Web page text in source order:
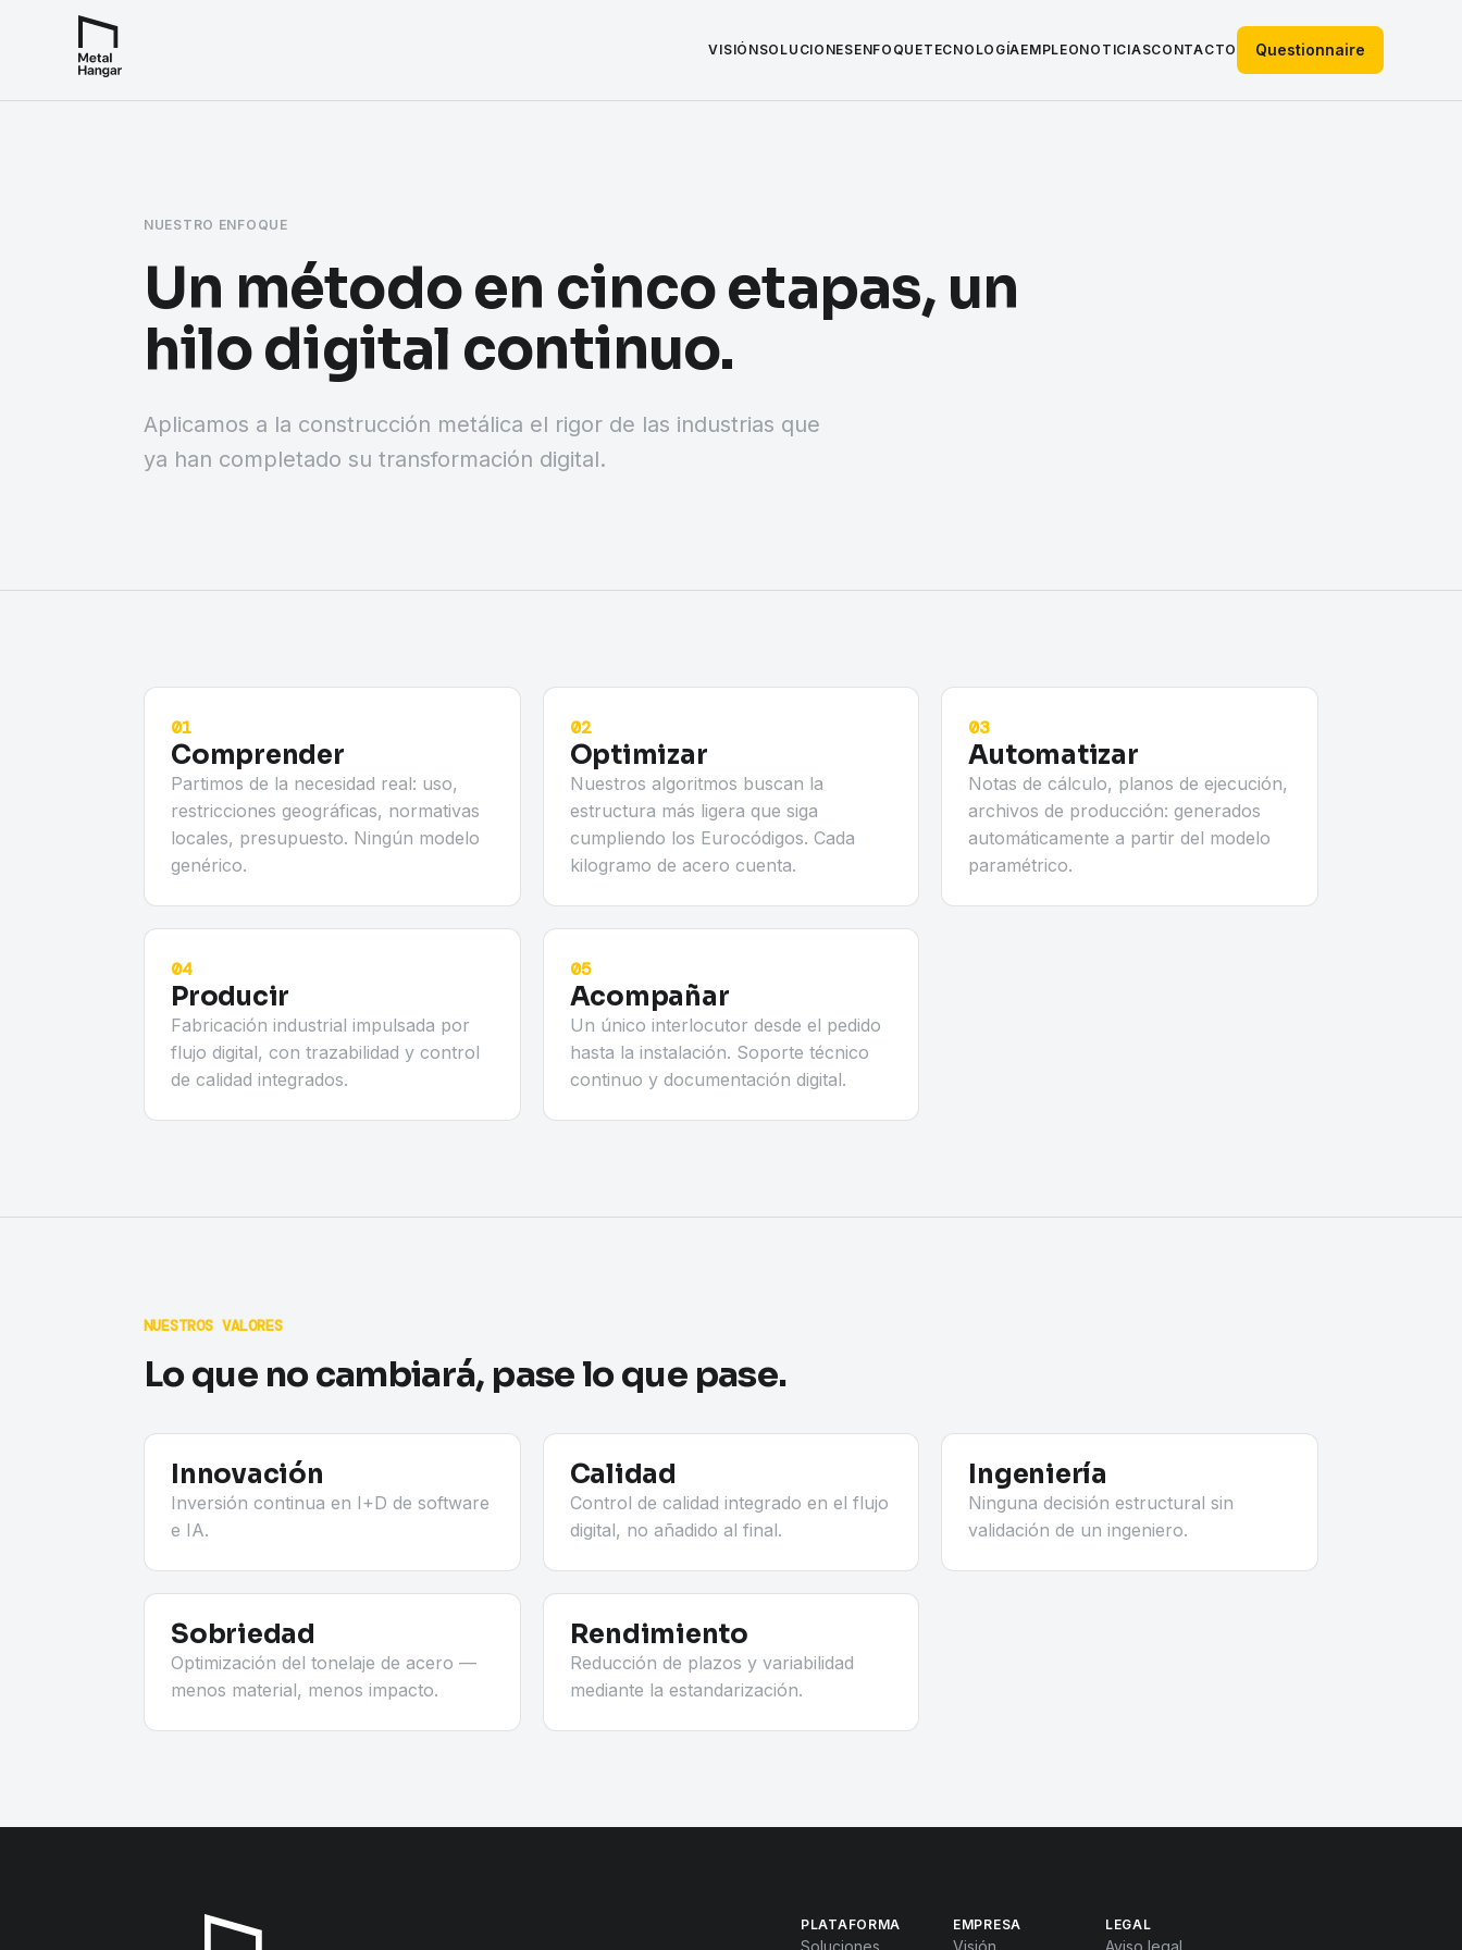
VISIÓNSOLUCIONESENFOQUETECNOLOGÍAEMPLEONOTICIASCONTACTO Questionnaire
NUESTRO ENFOQUE
Un método en cinco etapas, un
hilo digital continuo.
Aplicamos a la construcción metálica el rigor de las industrias que
ya han completado su transformación digital.
01
Comprender
Partimos de la necesidad real: uso,
restricciones geográficas, normativas
locales, presupuesto. Ningún modelo
genérico.
02
Optimizar
Nuestros algoritmos buscan la
estructura más ligera que siga
cumpliendo los Eurocódigos. Cada
kilogramo de acero cuenta.
03
Automatizar
Notas de cálculo, planos de ejecución,
archivos de producción: generados
automáticamente a partir del modelo
paramétrico.
04
Producir
Fabricación industrial impulsada por
flujo digital, con trazabilidad y control
de calidad integrados.
05
Acompañar
Un único interlocutor desde el pedido
hasta la instalación. Soporte técnico
continuo y documentación digital.
NUESTROS VALORES
Lo que no cambiará, pase lo que pase.
Innovación
Inversión continua en I+D de software
e IA.
Calidad
Control de calidad integrado en el flujo
digital, no añadido al final.
Ingeniería
Ninguna decisión estructural sin
validación de un ingeniero.
Sobriedad
Optimización del tonelaje de acero —
menos material, menos impacto.
Rendimiento
Reducción de plazos y variabilidad
mediante la estandarización.
PLATAFORMA
Soluciones
EMPRESA
Visión
LEGAL
Aviso legal